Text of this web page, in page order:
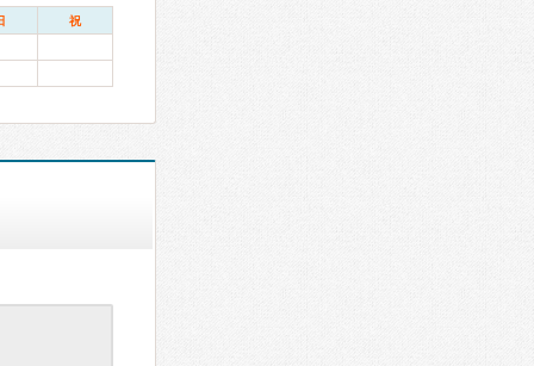
祝